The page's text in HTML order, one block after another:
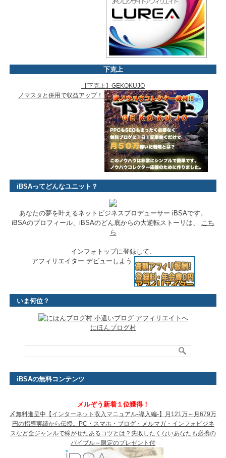
下克上
【下克上】GEKOKUJO
ノマスタと併用で収益アップ！
iBSAってどんなユニット？
あなたの夢を叶えるネットビジネスプロデューサー iBSAです。
iBSAのプロフィール、iBSAのどん底からの大逆転ストーリは、 こち
ら
インフォトップに登録して、
アフィリエイター デビューしよう
いま何位？
にほんブログ村
iBSAの無料コンテンツ
メルぞう新着１位獲得！
〆無料進呈中【インターネット収入マニュアル-導入編-】月121万～月679万
円の指導実績から伝授。PC・スマホ・ブログ・メルマガ・インフォビジネ
スなど全ジャンルで稼がせたあるコツとは？失敗したくないあなたも必携の
バイブル～限定のプレゼント付